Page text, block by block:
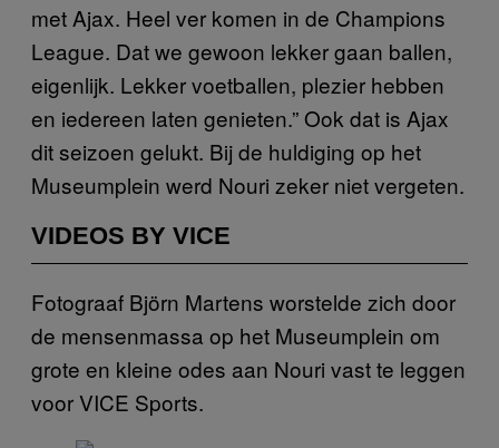
met Ajax. Heel ver komen in de Champions
League. Dat we gewoon lekker gaan ballen,
eigenlijk. Lekker voetballen, plezier hebben
en iedereen laten genieten.” Ook dat is Ajax
dit seizoen gelukt. Bij de huldiging op het
Museumplein werd Nouri zeker niet vergeten.
VIDEOS BY VICE
Fotograaf Björn Martens worstelde zich door
de mensenmassa op het Museumplein om
grote en kleine odes aan Nouri vast te leggen
voor VICE Sports.